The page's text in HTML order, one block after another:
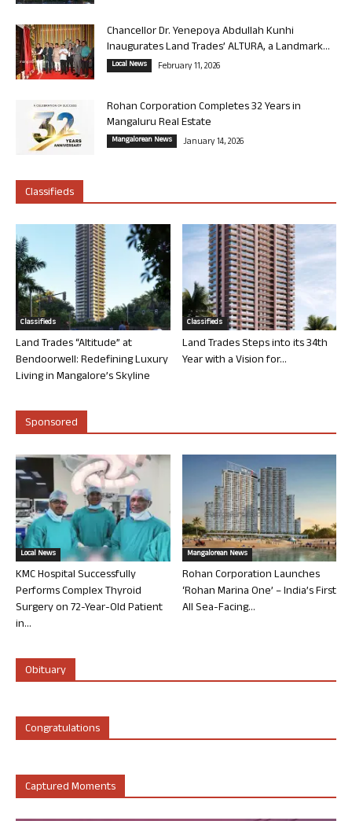
Chancellor Dr. Yenepoya Abdullah Kunhi
Inaugurates Land Trades’ ALTURA, a Landmark...
Local News February 11, 2026
Rohan Corporation Completes 32 Years in
Mangaluru Real Estate
Mangalorean News January 14, 2026
Classifieds
Classifieds
Land Trades “Altitude” at
Bendoorwell: Redefining Luxury
Living in Mangalore’s Skyline
Classifieds
Land Trades Steps into its 34th
Year with a Vision for...
Sponsored
Local News
KMC Hospital Successfully
Performs Complex Thyroid
Surgery on 72-Year-Old Patient
in...
Mangalorean News
Rohan Corporation Launches
‘Rohan Marina One’ – India’s First
All Sea-Facing...
Obituary
Congratulations
Captured Moments